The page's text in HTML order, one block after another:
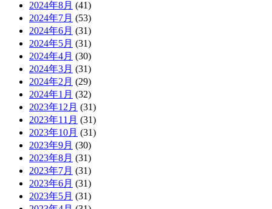
2024年8月 (41)
2024年7月 (53)
2024年6月 (31)
2024年5月 (31)
2024年4月 (30)
2024年3月 (31)
2024年2月 (29)
2024年1月 (32)
2023年12月 (31)
2023年11月 (31)
2023年10月 (31)
2023年9月 (30)
2023年8月 (31)
2023年7月 (31)
2023年6月 (31)
2023年5月 (31)